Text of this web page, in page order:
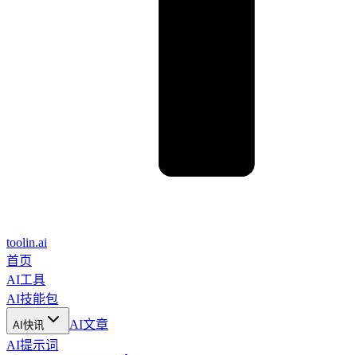
toolin.ai
首页
AI工具
AI技能包
AI快讯
AI文章
AI提示词